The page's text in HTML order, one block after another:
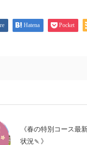
Hatena Pocket
《春の特別コース最
状況🍡》